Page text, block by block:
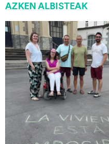
AZKEN ALBISTEAK